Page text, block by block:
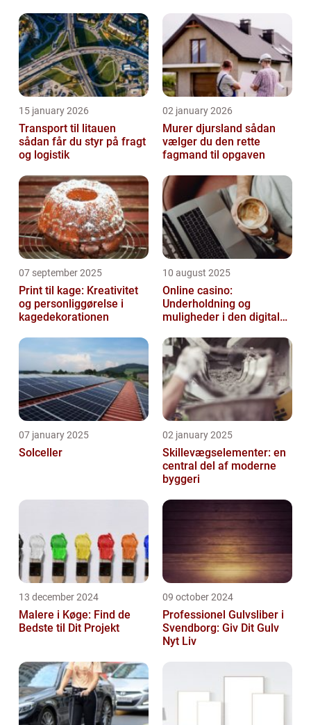
15 january 2026
Transport til litauen
sådan får du styr på fragt
og logistik
02 january 2026
Murer djursland sådan
vælger du den rette
fagmand til opgaven
07 september 2025
Print til kage: Kreativitet
og personliggørelse i
kagedekorationen
10 august 2025
Online casino:
Underholdning og
muligheder i den digitale
07 january 2025
Solceller
02 january 2025
Skillevægselementer: en
central del af moderne
byggeri
13 december 2024
Malere i Køge: Find de
Bedste til Dit Projekt
09 october 2024
Professionel Gulvsliber i
Svendborg: Giv Dit Gulv
Nyt Liv